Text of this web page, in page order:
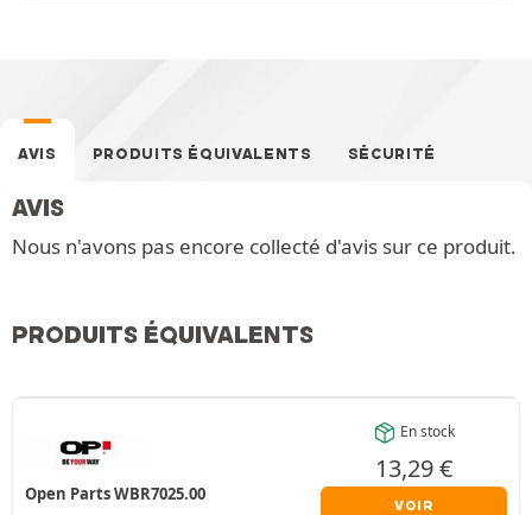
AVIS PRODUITS ÉQUIVALENTS SÉCURITÉ
AVIS
Nous n'avons pas encore collecté d'avis sur ce produit.
PRODUITS ÉQUIVALENTS
Open Parts WBR7025.00
En stock
13,29€
VOIR